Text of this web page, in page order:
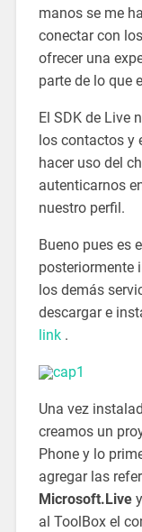
manos se me
conectar con
ofrecer una
parte de lo que
El SDK de Live
los contactos y
hacer uso del
autenticarnos
nuestro perfil.
Bueno pues es
posteriormente
los demás
descargar e
link.
Una vez
creamos un
Phone y lo
agregar las
Microsoft.Livey
al ToolBox el